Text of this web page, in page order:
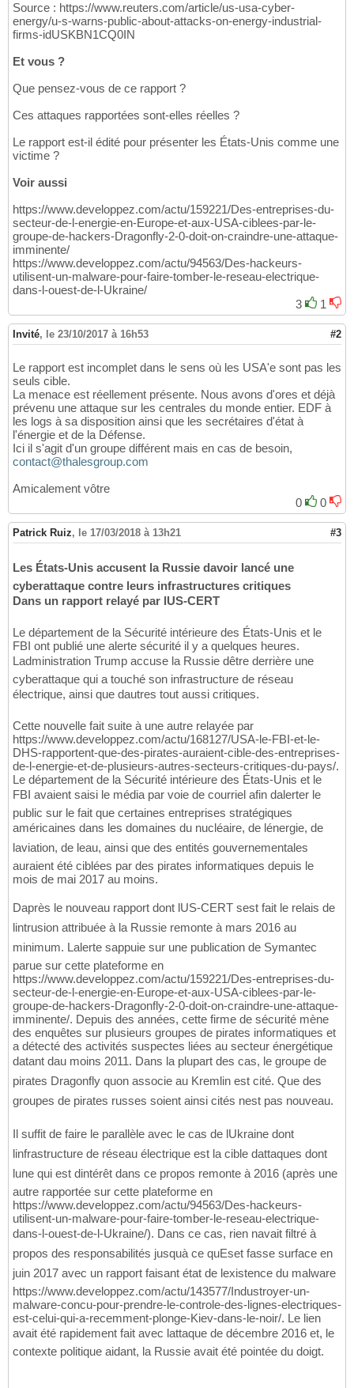
Source : https://www.reuters.com/article/us-usa-cyber-
energy/u-s-warns-public-about-attacks-on-energy-industrial-
firms-idUSKBN1CQ0IN
Et vous ?
Que pensez-vous de ce rapport ?
Ces attaques rapportées sont-elles réelles ?
Le rapport est-il édité pour présenter les États-Unis comme une
victime ?
Voir aussi
https://www.developpez.com/actu/159221/Des-entreprises-du-
secteur-de-l-energie-en-Europe-et-aux-USA-ciblees-par-le-
groupe-de-hackers-Dragonfly-2-0-doit-on-craindre-une-attaque-
imminente/
https://www.developpez.com/actu/94563/Des-hackeurs-
utilisent-un-malware-pour-faire-tomber-le-reseau-electrique-
dans-l-ouest-de-l-Ukraine/
3
1
Invité, le 23/10/2017 à 16h53 #2
Le rapport est incomplet dans le sens où les USA'e sont pas les
seuls cible.
La menace est réellement présente. Nous avons d'ores et déjà
prévenu une attaque sur les centrales du monde entier. EDF à
les logs à sa disposition ainsi que les secrétaires d'état à
l'énergie et de la Défense.
Ici il s'agit d'un groupe différent mais en cas de besoin,
contact@thalesgroup.com
Amicalement vôtre
0
0
Patrick Ruiz, le 17/03/2018 à 13h21 #3
Les États-Unis accusent la Russie davoir lancé une
cyberattaque contre leurs infrastructures critiques
Dans un rapport relayé par lUS-CERT
Le département de la Sécurité intérieure des États-Unis et le
FBI ont publié une alerte sécurité il y a quelques heures.
Ladministration Trump accuse la Russie dêtre derrière une
cyberattaque qui a touché son infrastructure de réseau
électrique, ainsi que dautres tout aussi critiques.
Cette nouvelle fait suite à une autre relayée par
https://www.developpez.com/actu/168127/USA-le-FBI-et-le-
DHS-rapportent-que-des-pirates-auraient-cible-des-entreprises-
de-l-energie-et-de-plusieurs-autres-secteurs-critiques-du-pays/.
Le département de la Sécurité intérieure des États-Unis et le
FBI avaient saisi le média par voie de courriel afin dalerter le
public sur le fait que certaines entreprises stratégiques
américaines dans les domaines du nucléaire, de lénergie, de
laviation, de leau, ainsi que des entités gouvernementales
auraient été ciblées par des pirates informatiques depuis le
mois de mai 2017 au moins.
Daprès le nouveau rapport dont lUS-CERT sest fait le relais de
lintrusion attribuée à la Russie remonte à mars 2016 au
minimum. Lalerte sappuie sur une publication de Symantec
parue sur cette plateforme en
https://www.developpez.com/actu/159221/Des-entreprises-du-
secteur-de-l-energie-en-Europe-et-aux-USA-ciblees-par-le-
groupe-de-hackers-Dragonfly-2-0-doit-on-craindre-une-attaque-
imminente/. Depuis des années, cette firme de sécurité mène
des enquêtes sur plusieurs groupes de pirates informatiques et
a détecté des activités suspectes liées au secteur énergétique
datant dau moins 2011. Dans la plupart des cas, le groupe de
pirates Dragonfly quon associe au Kremlin est cité. Que des
groupes de pirates russes soient ainsi cités nest pas nouveau.
Il suffit de faire le parallèle avec le cas de lUkraine dont
linfrastructure de réseau électrique est la cible dattaques dont
lune qui est dintérêt dans ce propos remonte à 2016 (après une
autre rapportée sur cette plateforme en
https://www.developpez.com/actu/94563/Des-hackeurs-
utilisent-un-malware-pour-faire-tomber-le-reseau-electrique-
dans-l-ouest-de-l-Ukraine/). Dans ce cas, rien navait filtré à
propos des responsabilités jusquà ce quEset fasse surface en
juin 2017 avec un rapport faisant état de lexistence du malware
https://www.developpez.com/actu/143577/Industroyer-un-
malware-concu-pour-prendre-le-controle-des-lignes-electriques-
est-celui-qui-a-recemment-plonge-Kiev-dans-le-noir/. Le lien
avait été rapidement fait avec lattaque de décembre 2016 et, le
contexte politique aidant, la Russie avait été pointée du doigt.